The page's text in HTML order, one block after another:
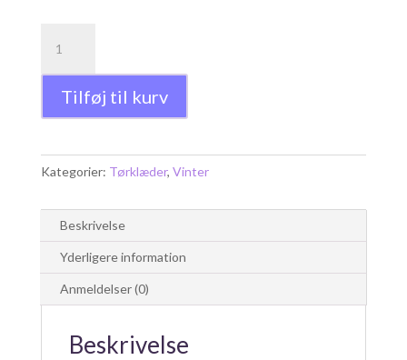
fuchsia
pink
antalTilføj til kurv
Kategorier: Tørklæder, Vinter
Beskrivelse
Yderligere information
Anmeldelser (0)
Beskrivelse